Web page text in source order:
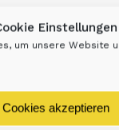
Einstellungen
um unsere Website
Cookies akzeptieren
im
Teams
Landesmeisterschaft…